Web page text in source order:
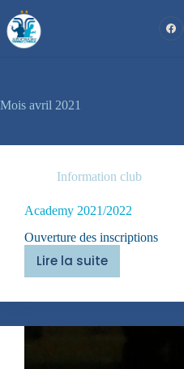
au
contenu
Mois avril 2021
Information club
Academy 2021/2022
Ouverture des inscriptions
Lire la suite
Academy